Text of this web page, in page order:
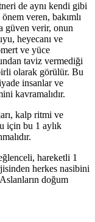
de aynı kendi gibi
veren, bakımlı
güven verir, onun
heyecanı ve
ve yüce
taviz vermediği
olarak görülür. Bu
insanlar ve
kavramalıdır.
kalp ritmi ve
için bu 1 aylık
hareketli 1
herkes nasibini
doğum